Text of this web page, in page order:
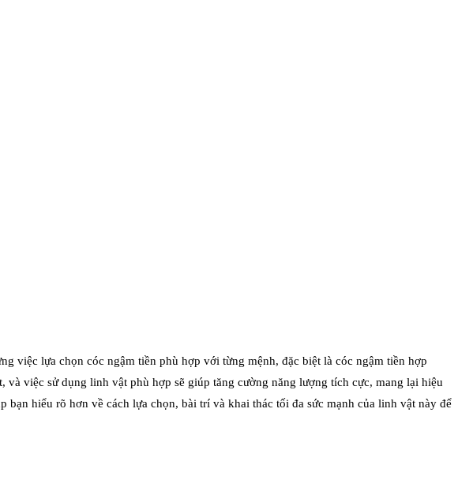
việc lựa chọn cóc ngậm tiền phù hợp với từng mệnh, đặc biệt là cóc ngậm tiền hợp
việc sử dụng linh vật phù hợp sẽ giúp tăng cường năng lượng tích cực, mang lại hiệu
hiểu rõ hơn về cách lựa chọn, bài trí và khai thác tối đa sức mạnh của linh vật này để